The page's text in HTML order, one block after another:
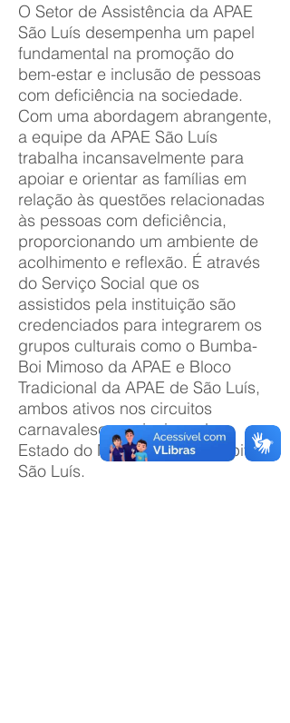
O Setor de Assistência da APAE
São Luís desempenha um papel
fundamental na promoção do
bem-estar e inclusão de pessoas
com deficiência na sociedade.
Com uma abordagem abrangente,
a equipe da APAE São Luís
trabalha incansavelmente para
apoiar e orientar as famílias em
relação às questões relacionadas
às pessoas com deficiência,
proporcionando um ambiente de
acolhimento e reflexão. É através
do Serviço Social que os
assistidos pela instituição são
credenciados para integrarem os
grupos culturais como o Bumba-
Boi Mimoso da APAE e Bloco
Tradicional da APAE de São Luís,
ambos ativos nos circuitos
carnavalescos e juninos do
Estado do Maranhão e da capital
São Luís.